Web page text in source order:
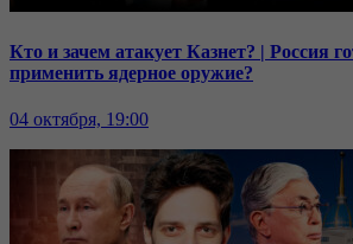
Кто и зачем атакует Казнет? | Россия
применить ядерное оружие?
04 октября, 19:00